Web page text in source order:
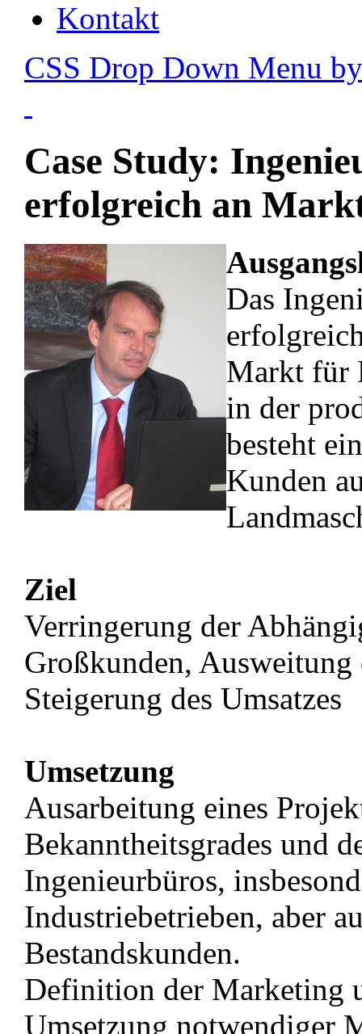
Kontakt
CSS Drop Down Menu
Case Study:
erfolgreich an
Das
Markt für
in der
besteht
Kunden
Ziel
Verringerung der
Großkunden,
Steigerung des Umsatzes
Umsetzung
Ausarbeitung eines
Bekanntheitsgrades und
Ingenieurbüros,
Industriebetrieben, aber
Bestandskunden.
Definition der Marketing
Umsetzung notwendiger